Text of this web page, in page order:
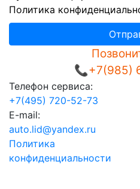
Политика
📞+7(985)
Телефон сервиса:
+7(495) 720-52-73
E-mail:
auto.lid@yandex.ru
Политика
конфиденциальности